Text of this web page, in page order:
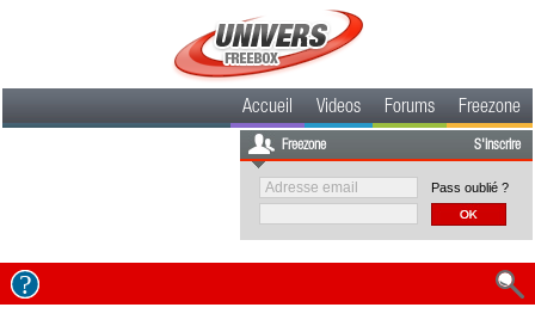
Accueil Videos Forums Freezone
Freezone S'inscrire
Pass oublié ?